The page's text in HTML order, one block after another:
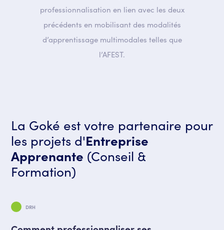
professionnalisation en lien avec les deux
précédents en mobilisant des modalités
d’apprentissage multimodales telles que
l’AFEST.
La Goké est votre partenaire pour
les projets d'Entreprise
Apprenante (Conseil &
Formation)
DRH